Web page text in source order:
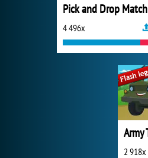
Pick and Drop Match
4 496x
2 918x